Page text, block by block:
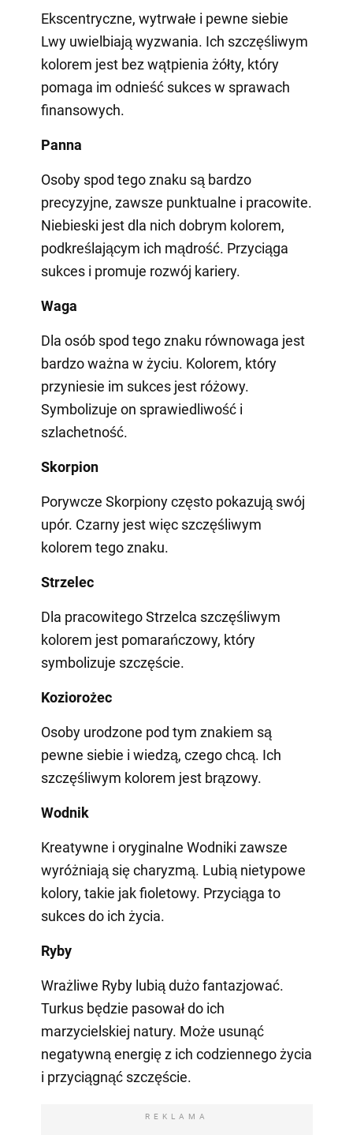
Ekscentryczne, wytrwałe i pewne siebie
Lwy uwielbiają wyzwania. Ich szczęśliwym
kolorem jest bez wątpienia żółty, który
pomaga im odnieść sukces w sprawach
finansowych.
Panna
Osoby spod tego znaku są bardzo
precyzyjne, zawsze punktualne i pracowite.
Niebieski jest dla nich dobrym kolorem,
podkreślającym ich mądrość. Przyciąga
sukces i promuje rozwój kariery.
Waga
Dla osób spod tego znaku równowaga jest
bardzo ważna w życiu. Kolorem, który
przyniesie im sukces jest różowy.
Symbolizuje on sprawiedliwość i
szlachetność.
Skorpion
Porywcze Skorpiony często pokazują swój
upór. Czarny jest więc szczęśliwym
kolorem tego znaku.
Strzelec
Dla pracowitego Strzelca szczęśliwym
kolorem jest pomarańczowy, który
symbolizuje szczęście.
Koziorożec
Osoby urodzone pod tym znakiem są
pewne siebie i wiedzą, czego chcą. Ich
szczęśliwym kolorem jest brązowy.
Wodnik
Kreatywne i oryginalne Wodniki zawsze
wyróżniają się charyzmą. Lubią nietypowe
kolory, takie jak fioletowy. Przyciąga to
sukces do ich życia.
Ryby
Wrażliwe Ryby lubią dużo fantazjować.
Turkus będzie pasował do ich
marzycielskiej natury. Może usunąć
negatywną energię z ich codziennego życia
i przyciągnąć szczęście.
REKLAMA